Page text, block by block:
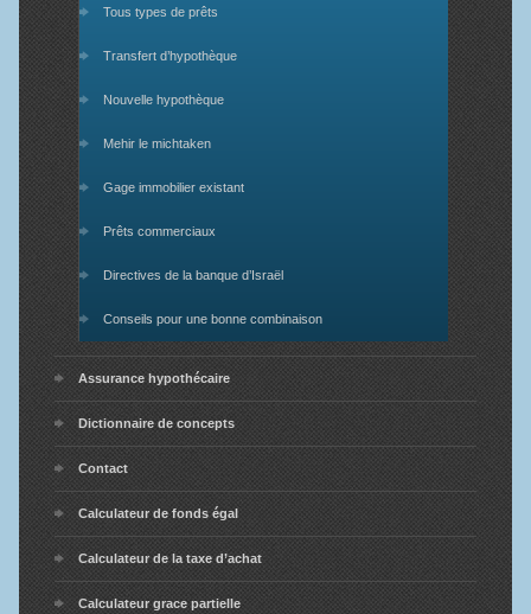
Tous types de prêts
Transfert d’hypothèque
Nouvelle hypothèque
Mehir le michtaken
Gage immobilier existant
Prêts commerciaux
Directives de la banque d’Israël
Conseils pour une bonne combinaison
Assurance hypothécaire
Dictionnaire de concepts
Contact
Calculateur de fonds égal
Calculateur de la taxe d’achat
Calculateur grace partielle